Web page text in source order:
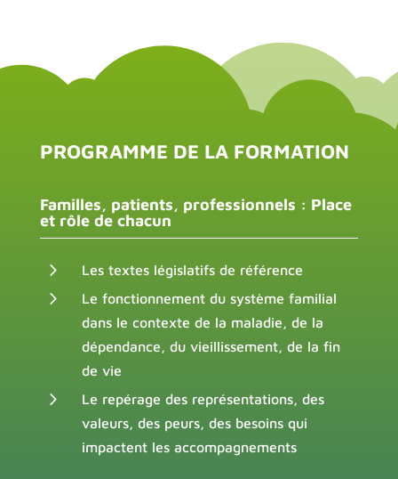
PROGRAMME DE LA FORMATION
Familles, patients, professionnels : Place
et rôle de chacun
5 Les textes législatifs de référence
5
Le fonctionnement du système familial
dans le contexte de la maladie, de la
dépendance, du vieillissement, de la fin
de vie
5
Le repérage des représentations, des
valeurs, des peurs, des besoins qui
impactent les accompagnements